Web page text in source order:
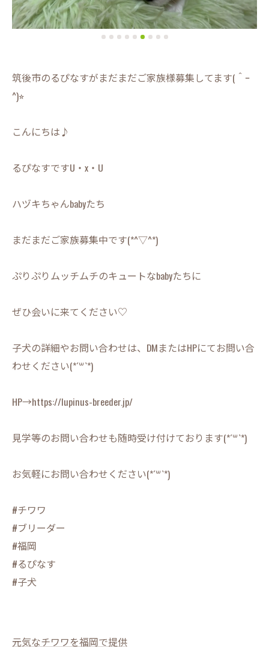
筑後市のるぴなすがまだまだご家族様募集してます(＾ｰ
^)⭐︎
こんにちは♪
るぴなすですU・x・U
ハヅキちゃんbabyたち
まだまだご家族募集中です(*^▽^*)
ぷりぷりムッチムチのキュートなbabyたちに
ぜひ会いに来てください♡
子犬の詳細やお問い合わせは、DMまたはHPにてお問い合
わせください(*´꒳`*)
HP→https://lupinus-breeder.jp/
見学等のお問い合わせも随時受け付けております(*´꒳`*)
お気軽にお問い合わせください(*´꒳`*)
#チワワ
#ブリーダー
#福岡
#るぴなす
#子犬
元気なチワワを福岡で提供